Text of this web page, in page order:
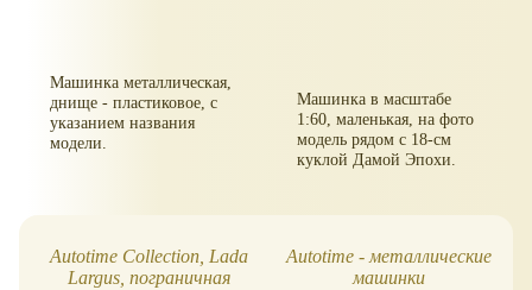
Машинка металлическая,
днище - пластиковое, с
указанием названия
модели.
Машинка в масштабе
1:60, маленькая, на фото
модель рядом с 18-см
куклой Дамой Эпохи.
Autotime Collection, Lada
Largus, пограничная
Autotime - металлические
машинки